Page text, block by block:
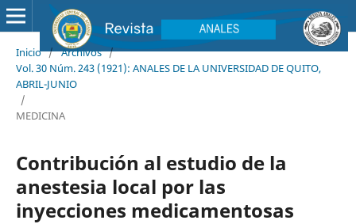
Inicio / Archivos /
Vol. 30 Núm. 243 (1921): ANALES DE LA UNIVERSIDAD DE QUITO,
ABRIL-JUNIO
/
MEDICINA
Contribución al estudio de la
anestesia local por las
inyecciones medicamentosas